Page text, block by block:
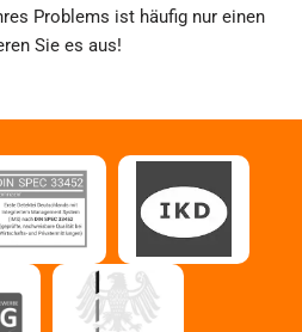
Problems ist häufig nur einen
Sie es aus!